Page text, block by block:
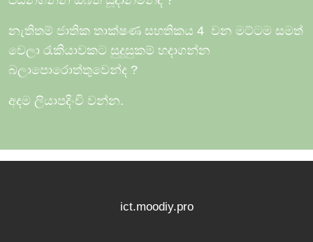
නැතිතම් ජාතික තාක්ෂණ සහතිකය 4 වන මට්ටම සමත්
වෙලා රැකියාවකට සුදුසුකම් හදාගන්න
බලාපොරොත්තුවෙන්ද ?
අදම ලියාපදිංචි වන්න.
ict.moodiy.pro